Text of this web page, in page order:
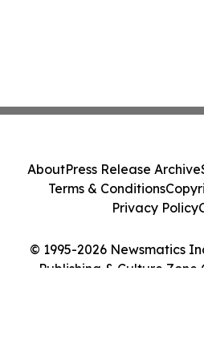
© 1995-2026 Newsmatics
Publishing & Culture Zone
AboutPress Release Archive
Terms & Conditions
Privacy Policy